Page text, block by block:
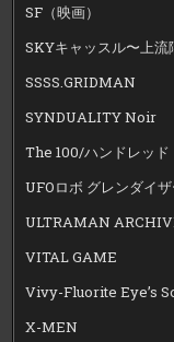
SF（映画）
SKYキャッスル〜上流
SSSS.GRIDMAN
SYNDUALITY Noir
The 100/ハンドレッド
UFOロボ グレンダイ
ULTRAMAN
VITAL GAME
Vivy-Fluorite Eye’s
X-MEN